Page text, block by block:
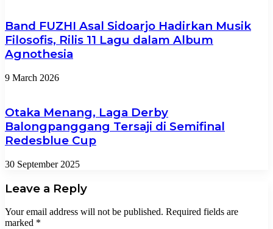
Band FUZHI Asal Sidoarjo Hadirkan Musik
Filosofis, Rilis 11 Lagu dalam Album
Agnothesia
9 March 2026
Otaka Menang, Laga Derby
Balongpanggang Tersaji di Semifinal
Redesblue Cup
30 September 2025
Leave a Reply
Your email address will not be published. Required fields are
marked *